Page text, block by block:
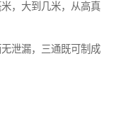
，大到几米，从高真
泄漏，三通既可制成